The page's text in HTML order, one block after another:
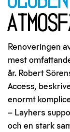
Renoveringen
mest
år. Robert
Access,
enormt
– Layhers
och en stark